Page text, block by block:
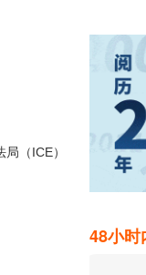
（ICE）
48小时